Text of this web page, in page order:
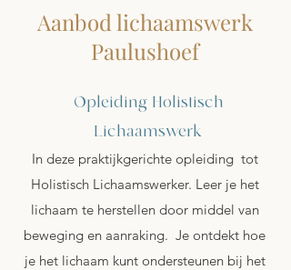
Aanbod lichaamswerk
Paulushoef
Opleiding Holistisch
Lichaamswerk
In deze praktijkgerichte opleiding tot
Holistisch Lichaamswerker. Leer je het
lichaam te herstellen door middel van
beweging en aanraking. Je ontdekt hoe
je het lichaam kunt ondersteunen bij het